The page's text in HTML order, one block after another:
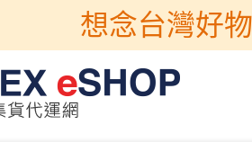
想念台灣好